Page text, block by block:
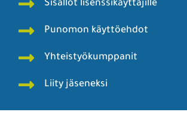
Sisällöt lisenssikäyttäjille
Punomon käyttöehdot
Yhteistyökumppanit
Liity jäseneksi